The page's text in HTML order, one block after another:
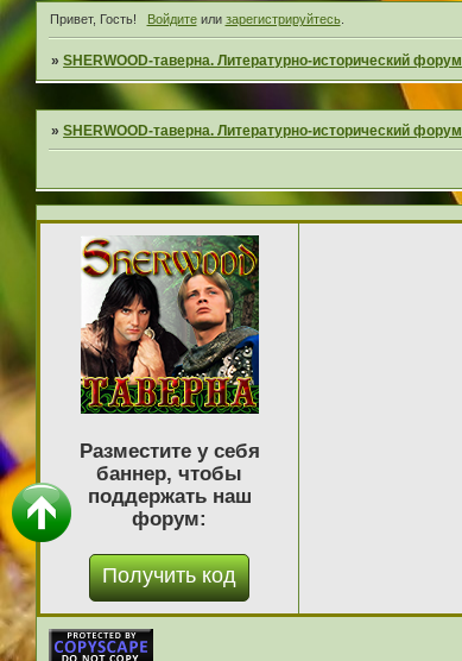
Привет, Гость! Войдитеили зарегистрируйтесь.
»SHERWOOD-таверна. Литературно-исторический форум
»SHERWOOD-таверна. Литературно-исторический форум
Разместите у себя
баннер, чтобы
поддержать наш
форум: